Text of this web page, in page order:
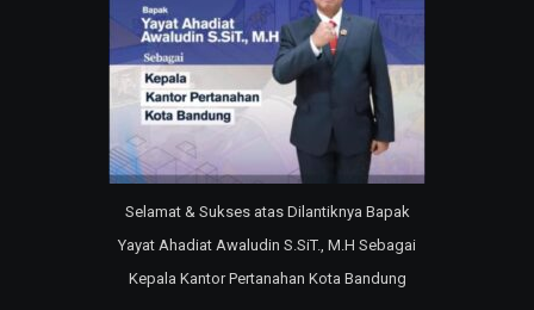
Selamat & Sukses atas Dilantiknya Bapak
Yayat Ahadiat Awaludin S.SiT., M.H Sebagai
Kepala Kantor Pertanahan Kota Bandung